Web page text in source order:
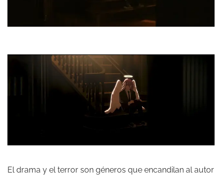
El drama y el terror son géneros que encandilan al autor